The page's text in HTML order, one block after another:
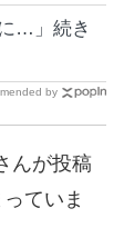
…」続き
by
んが投稿
ていま